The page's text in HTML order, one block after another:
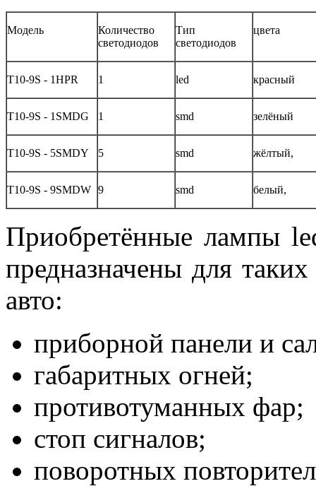
Модель
Количество
светодиодов
Тип
светодиодов
цвета
Т10-9S - 1HPR 1 led красный
Т10-9S - 1SMDG 1 smd зелёный
Т10-9S - 5SMDY 5 smd жёлтый,
Т10-9S - 9SMDW 9 smd белый,
Приобретённые лампы
предназначены для
авто:
приборной панели и
габаритных огней;
противотуманных фар;
стоп сигналов;
поворотных